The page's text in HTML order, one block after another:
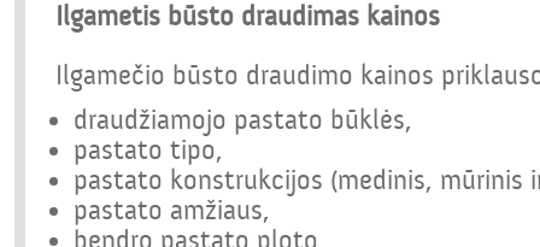
Ilgametis būsto draudimas kainos
Ilgamečio būsto draudimo kainos
draudžiamojo pastato būklės,
pastato tipo,
pastato konstrukcijos (medinis, mūrinis
pastato amžiaus,